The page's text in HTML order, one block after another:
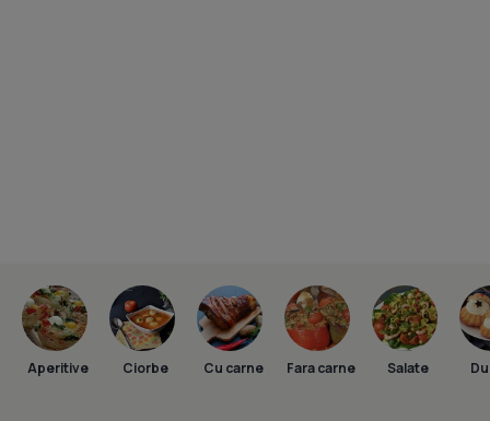
Aperitive Ciorbe Cu carne Fara carne Salate